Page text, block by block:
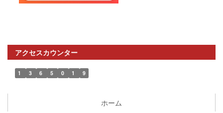
アクセスカウンター
1 3 6 5 0 1 9
ホーム